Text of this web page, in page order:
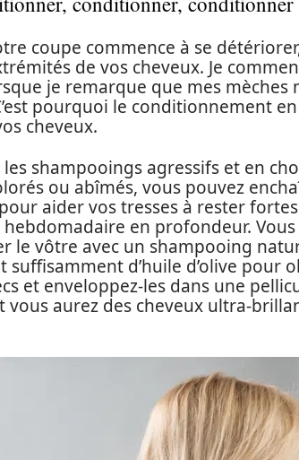
coupe commence à se
de vos cheveux. Je
je remarque que mes mèches
pourquoi le conditionnement
cheveux.
les shampooings agressifs et en
ou abîmés, vous pouvez
aider vos tresses à rester
en profondeur.
le vôtre avec un shampooing
suffisamment d’huile d’olive pour
et enveloppez-les dans une
vous aurez des cheveux ultra-